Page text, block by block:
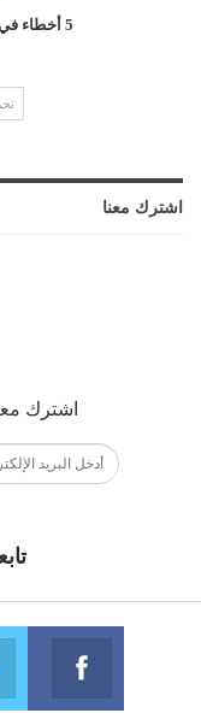
5 أخطاء في التنظيف تجذب الغبار إلى المنزل
اشترك معنا
اشترك
انضم